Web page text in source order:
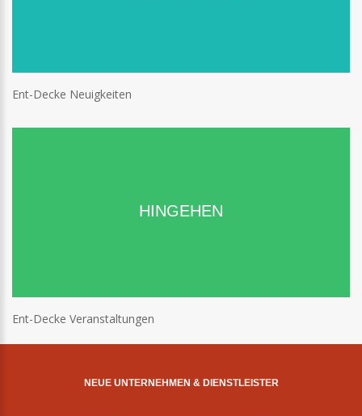
Ent-Decke Neuigkeiten
HINGEHEN
Ent-Decke Veranstaltungen
NEUE UNTERNEHMEN & DIENSTLEISTER